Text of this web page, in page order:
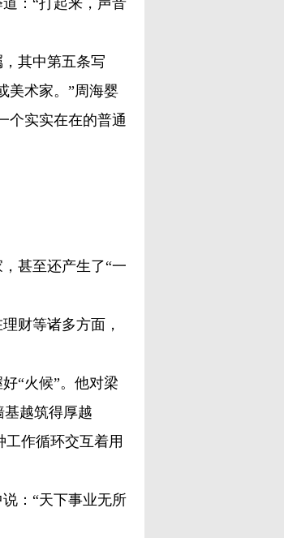
：“打起来，声音
其中第五条写
美术家。”周海婴
个实实在在的普通
甚至还产生了“一
财等诸多方面，
“火候”。他对梁
基越筑得厚越
作循环交互着用
：“天下事业无所